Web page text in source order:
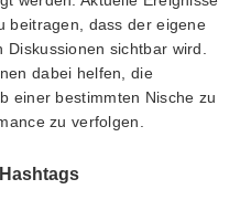
beitragen, dass der eigene
sichtbar wird.
dabei helfen, die
einer bestimmten Nische zu
zu verfolgen.